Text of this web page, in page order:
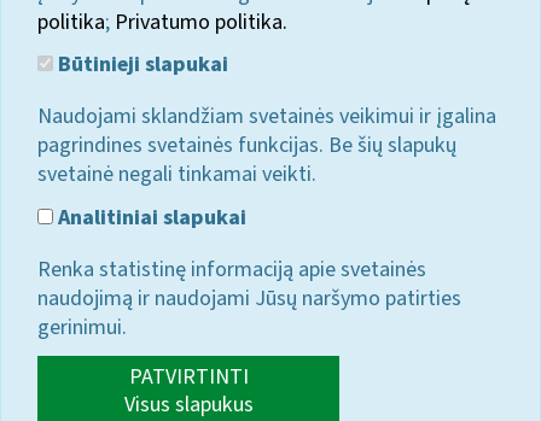
politika; Privatumo politika.
Būtinieji slapukai
Naudojami sklandžiam svetainės veikimui ir įgalina
pagrindines svetainės funkcijas. Be šių slapukų
svetainė negali tinkamai veikti.
Analitiniai slapukai
Renka statistinę informaciją apie svetainės
naudojimą ir naudojami Jūsų naršymo patirties
gerinimui.
PATVIRTINTI
Visus slapukus